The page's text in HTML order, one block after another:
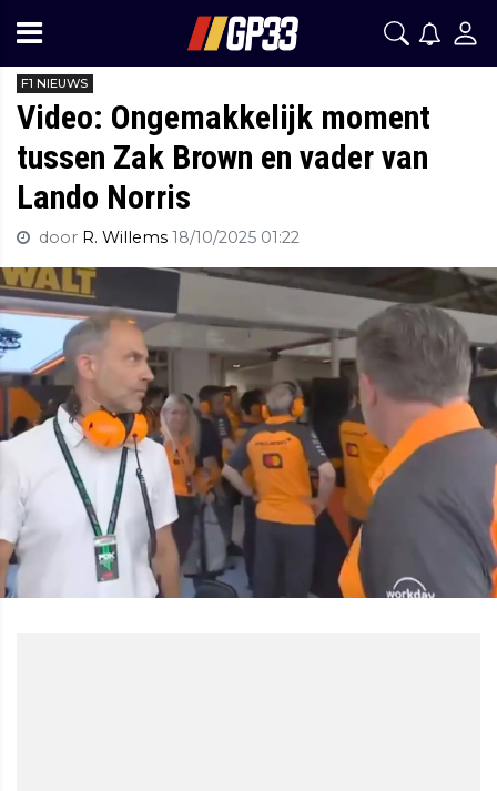
F1 NIEUWS
Video: Ongemakkelijk moment
tussen Zak Brown en vader van
Lando Norris
door R. Willems 18/10/2025 01:22